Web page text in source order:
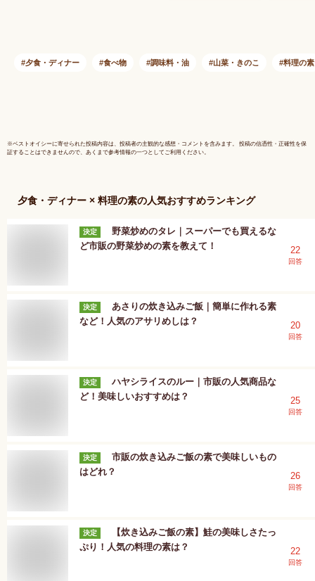
舗 保存
夕食・ディナー 食べ物 調味料・油 山菜・きのこ 料理の素
※ベストオイシーに寄せられた投稿内容は、投稿者の主観的な感想・コメントを含みます。 投稿の信憑性・正確性を保
証することはできませんので、あくまで参考情報の一つとしてご利用ください。
夕食・ディナー × 料理の素の人気おすすめランキング
決定
野菜炒めのタレ｜スーパーでも買えるな
ど市販の野菜炒めの素を教えて！
22
回答
決定
あさりの炊き込みご飯｜簡単に作れる素
など！人気のアサリめしは？
20
回答
決定
ハヤシライスのルー｜市販の人気商品な
ど！美味しいおすすめは？
25
回答
決定
市販の炊き込みご飯の素で美味しいもの
はどれ？
26
回答
決定
【炊き込みご飯の素】鮭の美味しさたっ
ぷり！人気の料理の素は？
22
回答